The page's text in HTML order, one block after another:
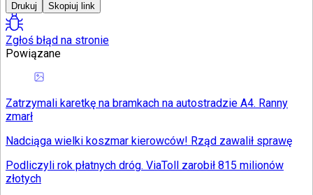
Drukuj Skopiuj link
Zgłoś błąd na stronie
Powiązane
Zatrzymali karetkę na bramkach na autostradzie A4. Ranny
zmarł
Nadciąga wielki koszmar kierowców! Rząd zawalił sprawę
Podliczyli rok płatnych dróg. ViaToll zarobił 815 milionów
złotych